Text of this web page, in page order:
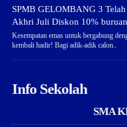
SPMB GELOMBANG 3
Akhri Juli Diskon 10%
Kesempatan emas untuk bergabung
kembali hadir! Bagi adik-adik calon..
Info Sekolah
SMA